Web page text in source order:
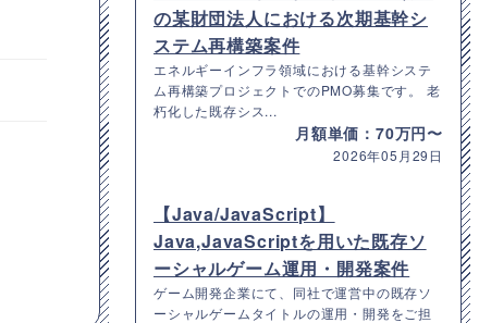
の某財団法人における次期基幹シ
ステム再構築案件
エネルギーインフラ領域における基幹システ
ム再構築プロジェクトでのPMO募集です。 老
朽化した既存シス...
月額単価：70万円〜
2026年05月29日
【Java/JavaScript】
Java,JavaScriptを用いた既存ソ
ーシャルゲーム運用・開発案件
ゲーム開発企業にて、同社で運営中の既存ソ
ーシャルゲームタイトルの運用・開発をご担